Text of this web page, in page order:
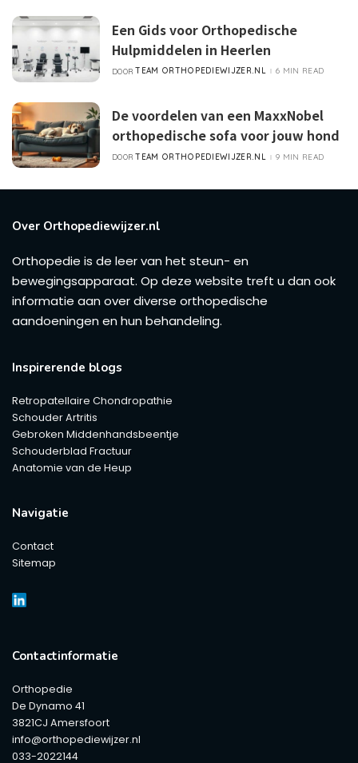
Een Gids voor Orthopedische
Hulpmiddelen in Heerlen
POSTED
DOOR TEAM ORTHOPEDIEWIJZER.NL 6 MIN READ
De voordelen van een MaxxNobel
orthopedische sofa voor jouw hond
POSTED
DOOR TEAM ORTHOPEDIEWIJZER.NL 9 MIN READ
Over Orthopediewijzer.nl
Orthopedie is de leer van het steun- en
bewegingsapparaat. Op deze website treft u dan ook
informatie aan over diverse orthopedische
aandoeningen en hun behandeling.
Inspirerende blogs
Retropatellaire Chondropathie
Schouder Artritis
Gebroken Middenhandsbeentje
Schouderblad Fractuur
Anatomie van de Heup
Navigatie
Contact
Sitemap
Contactinformatie
Orthopedie
De Dynamo 41
3821CJ Amersfoort
info@orthopediewijzer.nl
033-2022144